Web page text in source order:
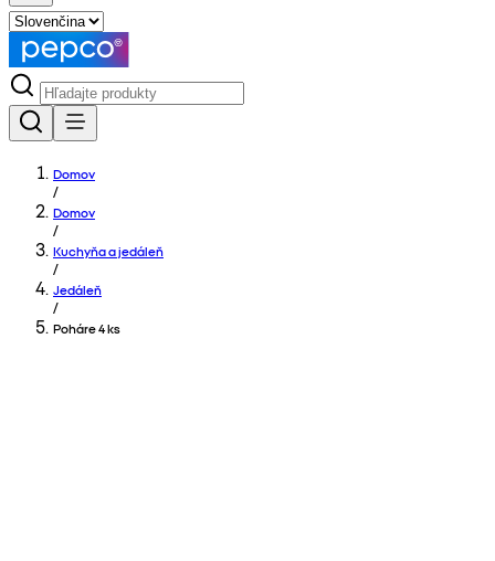
Domov
/
Domov
/
Kuchyňa a jedáleň
/
Jedáleň
/
Poháre 4 ks